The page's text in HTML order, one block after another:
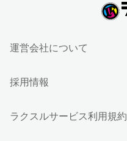
運営会社について
採用情報
ラクスルサービス利用規約